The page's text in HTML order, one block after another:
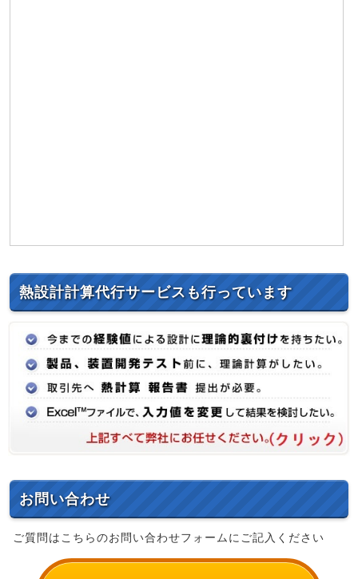
熱設計計算代行サービスも行っています
お問い合わせ
ご質問はこちらのお問い合わせフォームにご記入ください